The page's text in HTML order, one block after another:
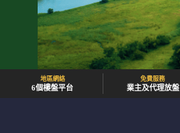
地區網絡
6個樓盤平台
免費服務
業主及代理放盤